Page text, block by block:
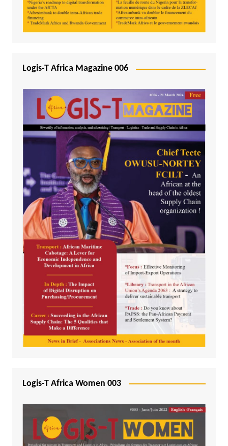
Logis-T Africa Magazine 006
Logis-T Africa Women 003